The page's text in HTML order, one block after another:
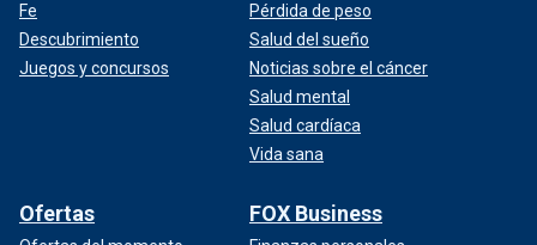
Fe
Descubrimiento
Juegos y concursos
Pérdida de peso
Salud del sueño
Noticias sobre el cáncer
Salud mental
Salud cardíaca
Vida sana
Ofertas FOX Business